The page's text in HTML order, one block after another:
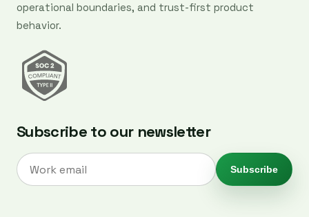
operational boundaries, and trust-first product
behavior.
Subscribe to our newsletter
Subscribe